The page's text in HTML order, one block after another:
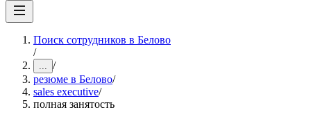
Поиск сотрудников в Белово
/
... /
резюме в Белово/
sales executive/
полная занятость